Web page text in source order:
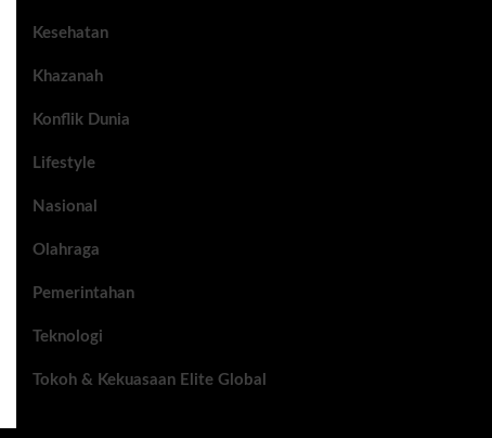
Kesehatan
Khazanah
Konflik Dunia
Lifestyle
Nasional
Olahraga
Pemerintahan
Teknologi
Tokoh & Kekuasaan Elite Global